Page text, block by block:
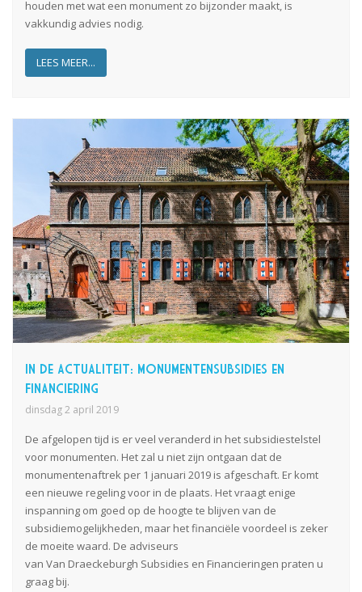
houden met wat een monument zo bijzonder maakt, is
vakkundig advies nodig.
LEES MEER...
In de actualiteit: Monumentensubsidies en
Financiering
dinsdag 2 april 2019
De afgelopen tijd is er veel veranderd in het subsidiestelstel
voor monumenten. Het zal u niet zijn ontgaan dat de
monumentenaftrek per 1 januari 2019 is afgeschaft. Er komt
een nieuwe regeling voor in de plaats. Het vraagt enige
inspanning om goed op de hoogte te blijven van de
subsidiemogelijkheden, maar het financiële voordeel is zeker
de moeite waard. De adviseurs
van Van Draeckeburgh Subsidies en Financieringen praten u
graag bij.